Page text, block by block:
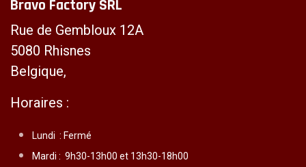
Bravo Factory SRL
Rue de Gembloux 12A
5080 Rhisnes
Belgique,
Horaires :
Lundi : Fermé
Mardi : 9h30-13h00 et 13h30-18h00